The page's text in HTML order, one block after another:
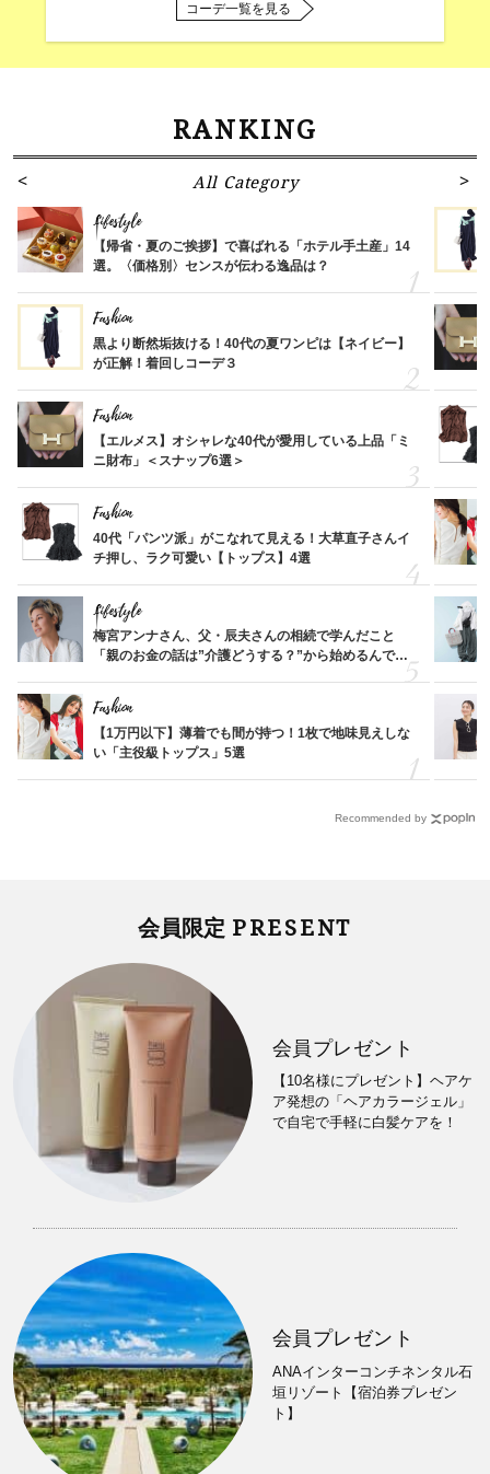
コーデ一覧を見る
RANKING
All Category
Lifestyle
【帰省・夏のご挨拶】で喜ばれる「ホテル手土産」14
選。〈価格別〉センスが伝わる逸品は？
Fashion
黒より断然垢抜ける！40代の夏ワンピは【ネイビー】
が正解！着回しコーデ３
Fashion
【エルメス】オシャレな40代が愛用している上品「ミ
ニ財布」＜スナップ6選＞
Fashion
40代「パンツ派」がこなれて見える！大草直子さんイ
チ押し、ラク可愛い【トップス】4選
Lifestyle
梅宮アンナさん、父・辰夫さんの相続で学んだこと
「親のお金の話は”介護どうする？”から始めるんで
Fashion
【1万円以下】薄着でも間が持つ！1枚で地味見えしな
い「主役級トップス」5選
Recommended by
会員限定 PRESENT
会員プレゼント
【10名様にプレゼント】ヘアケ
ア発想の「ヘアカラージェル」
で自宅で手軽に白髪ケアを！
会員プレゼント
ANAインターコンチネンタル石
垣リゾート【宿泊券プレゼン
ト】